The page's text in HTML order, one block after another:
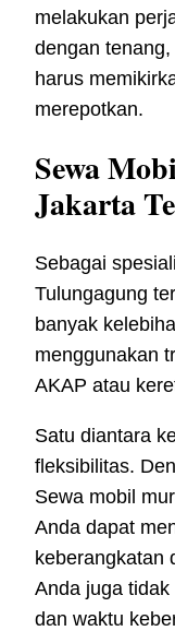
melakukan
dengan
harus
merepotkan.
Sewa
Jakarta
Sebagai
Tulungagung
banyak
menggunakan
AKAP atau
Satu diantara
fleksibilitas.
Sewa mobil
Anda dapat
keberangkatan
Anda juga
dan waktu